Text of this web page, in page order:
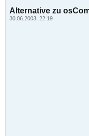
Alternative zu
30.06.2003, 22:19